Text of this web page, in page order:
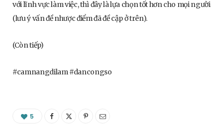
với lĩnh vực làm việc, thì đây là lựa chọn tốt hơn cho mọi người
(lưu ý vấn đề nhược điểm đã đề cập ở trên).
(Còn tiếp)
#camnangdilam #dancongso
5